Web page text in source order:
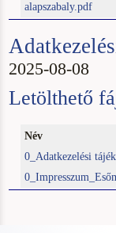
alapszabaly.pdf
2025-08-08
Letölthető
Név
0_Adatkezelési